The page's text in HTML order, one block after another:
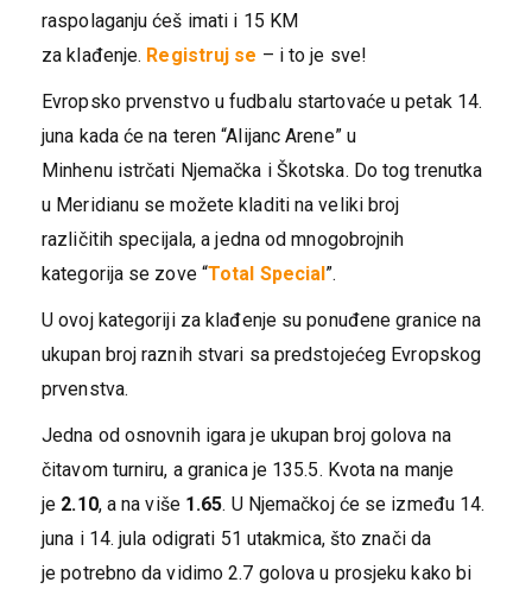
raspolaganju ćeš imati i 15 KM
za klađenje. Registruj se – i to je sve!
Evropsko prvenstvo u fudbalu startovaće u petak 14.
juna kada će na teren “Alijanc Arene” u
Minhenu istrčati Njemačka i Škotska. Do tog trenutka
u Meridianu se možete kladiti na veliki broj
različitih specijala, a jedna od mnogobrojnih
kategorija se zove “Total Special”.
U ovoj kategoriji za klađenje su ponuđene granice na
ukupan broj raznih stvari sa predstojećeg Evropskog
prvenstva.
Jedna od osnovnih igara je ukupan broj golova na
čitavom turniru, a granica je 135.5. Kvota na manje
je 2.10, a na više 1.65. U Njemačkoj će se između 14.
juna i 14. jula odigrati 51 utakmica, što znači da
je potrebno da vidimo 2.7 golova u prosjeku kako bi